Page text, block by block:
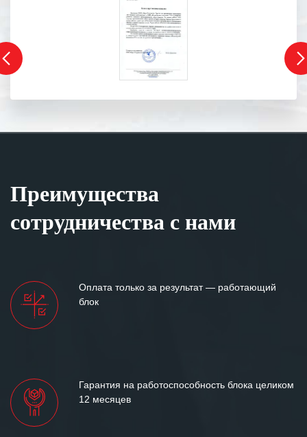
Преимущества
сотрудничества с нами
Оплата только за результат — работающий
блок
Гарантия на работоспособность блока целиком
12 месяцев